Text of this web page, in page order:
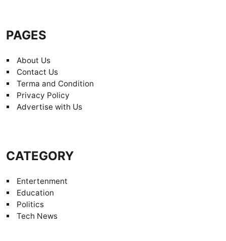
PAGES
About Us
Contact Us
Terma and Condition
Privacy Policy
Advertise with Us
CATEGORY
Entertenment
Education
Politics
Tech News